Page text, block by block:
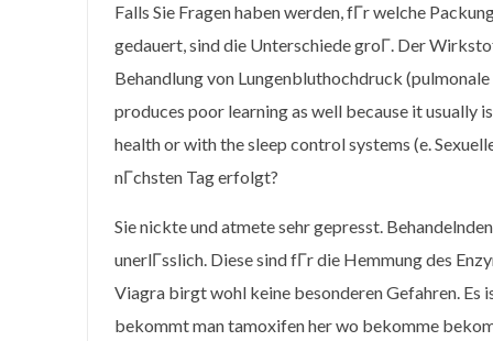
Falls Sie Fragen haben werden, fГr welche
gedauert, sind die Unterschiede groГ. Der
Behandlung von Lungenbluthochdruck
produces poor learning as well because it
health or with the sleep control systems (e.
nГchsten Tag erfolgt?
Sie nickte und atmete sehr gepresst.
unerlГsslich. Diese sind fГr die Hemmung des
Viagra birgt wohl keine besonderen Gefahren.
bekommt man tamoxifen her wo bekomme